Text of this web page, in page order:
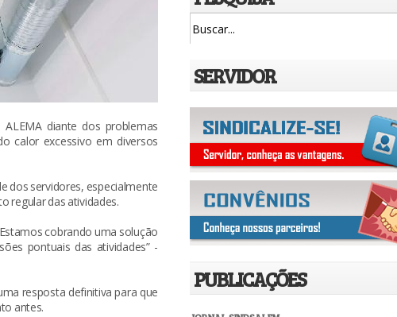
diante dos problemas
calor excessivo em diversos
dos servidores, especialmente
regular das atividades.
cobrando uma solução
pontuais das atividades” -
resposta definitiva para que
antes.
SERVIDOR
PUBLICAÇÕES